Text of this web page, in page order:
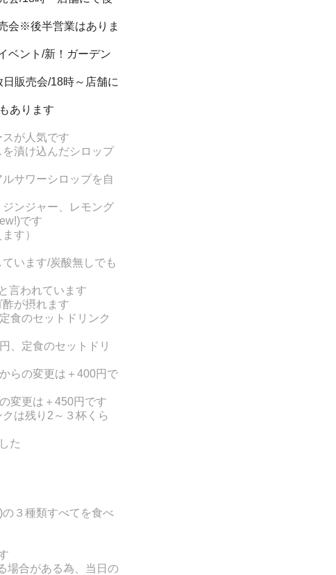
会※後半営業はありま
ベント/新！ガーデン
日販売会/18時～店舗に
あります
が人気です
漬け込んだシロップ
サワーシロップを自
ンジャー、レモング
です
す）
います/炭酸無しでも
言われています
が摂れます
食のセットドリンク
、定食のセットドリ
らの変更は＋400円で
変更は＋450円です
は残り2～３杯くら
た
３種類すべてを食べ
場合がある為、当日の